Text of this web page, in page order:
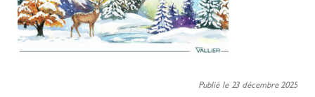
Publié le 23 décembre 2025